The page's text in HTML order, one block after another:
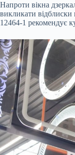
Напроти вікна
викликати відблиски
12464-1 рекомендує